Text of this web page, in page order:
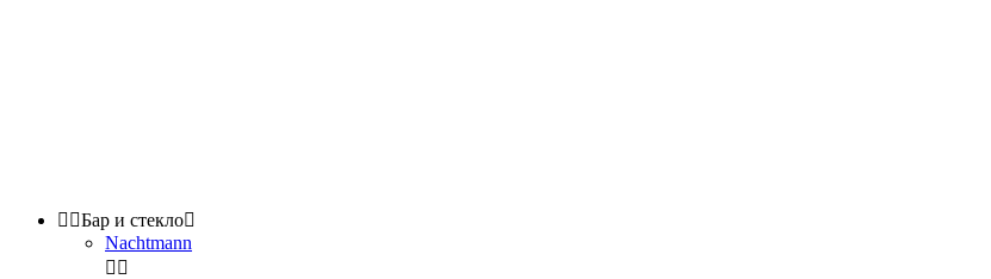
 Бар и стекло
Nachtmann
 